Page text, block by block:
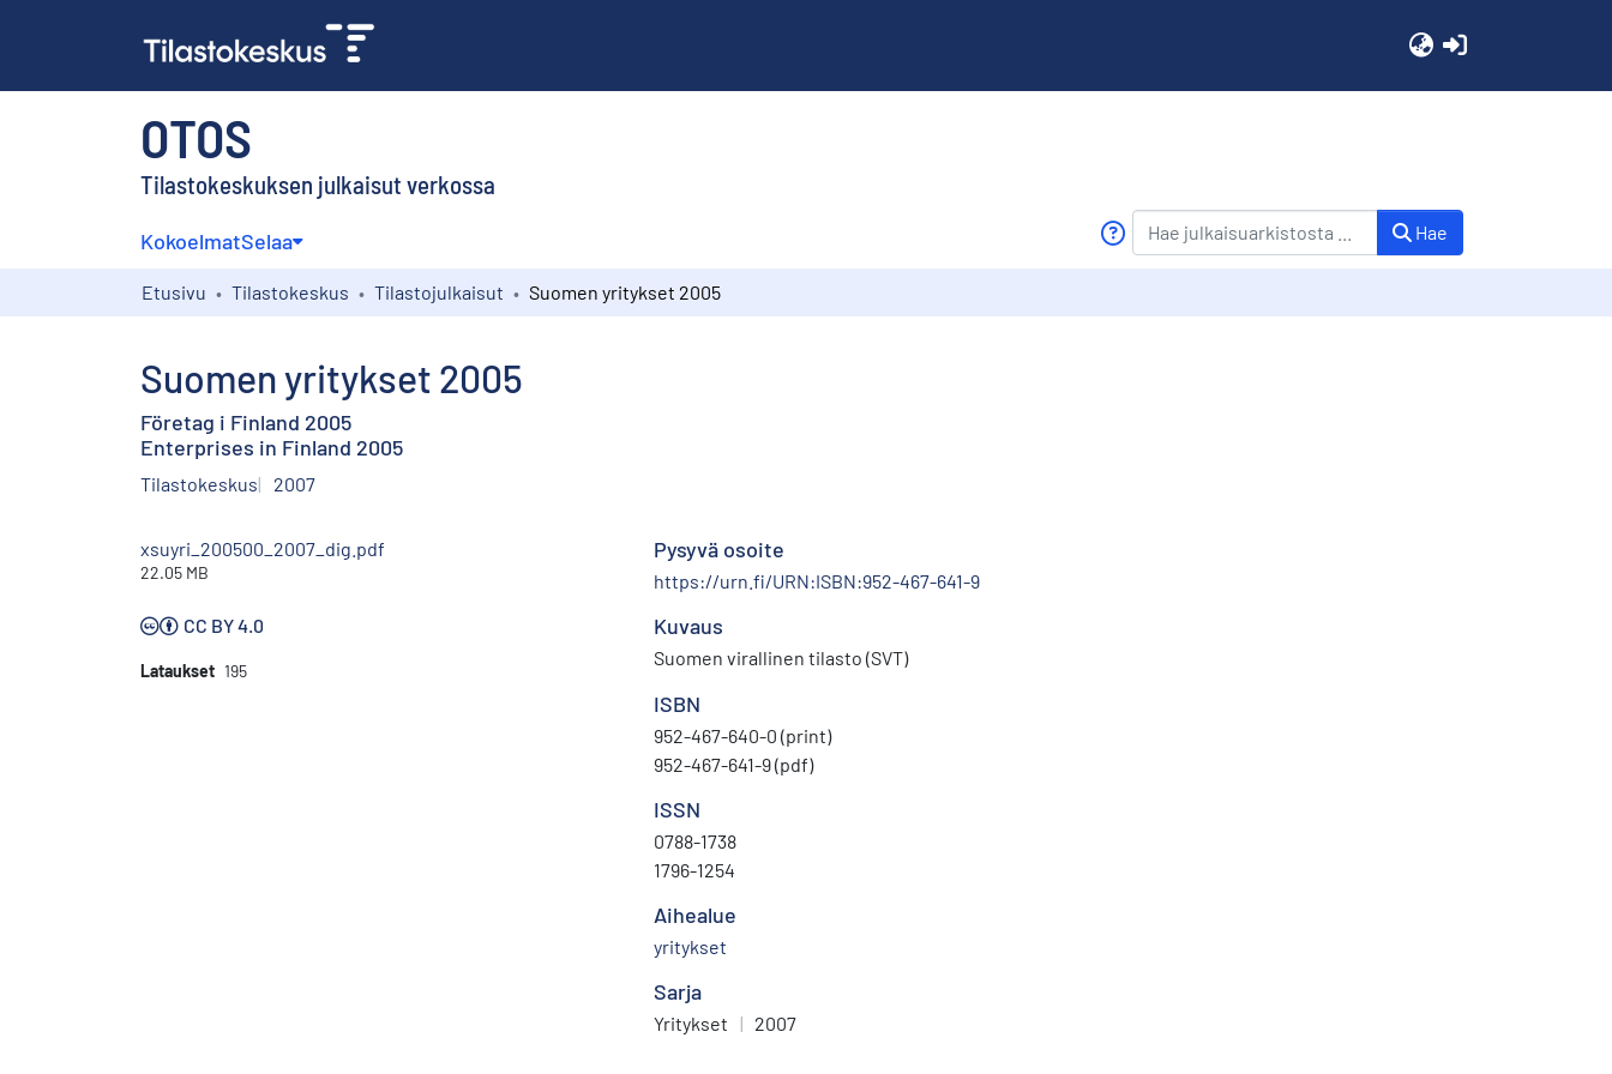
OTOS
Tilastokeskuksen julkaisut verkossa
KokoelmatSelaa Hae
Etusivu Tilastokeskus Tilastojulkaisut Suomen yritykset 2005
Suomen yritykset 2005
Företag i Finland 2005
Enterprises in Finland 2005
Tilastokeskus 2007
xsuyri_200500_2007_dig.pdf
22.05 MB
CC BY 4.0
Lataukset 195
Pysyvä osoite
https://urn.fi/URN:ISBN:952-467-641-9
Kuvaus
Suomen virallinen tilasto (SVT)
ISBN
952-467-640-0 (print)
952-467-641-9 (pdf)
ISSN
0788-1738
1796-1254
Aihealue
yritykset
Sarja
Yritykset | 2007